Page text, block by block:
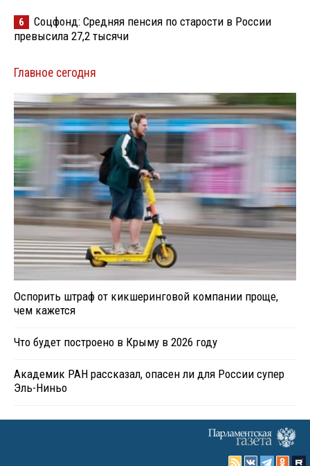
6
Соцфонд: Средняя пенсия по старости в России
превысила 27,2 тысячи
Главное сегодня
Оспорить штраф от кикшеринговой компании проще,
чем кажется
Что будет построено в Крыму в 2026 году
Академик РАН рассказал, опасен ли для России супер
Эль-Ниньо